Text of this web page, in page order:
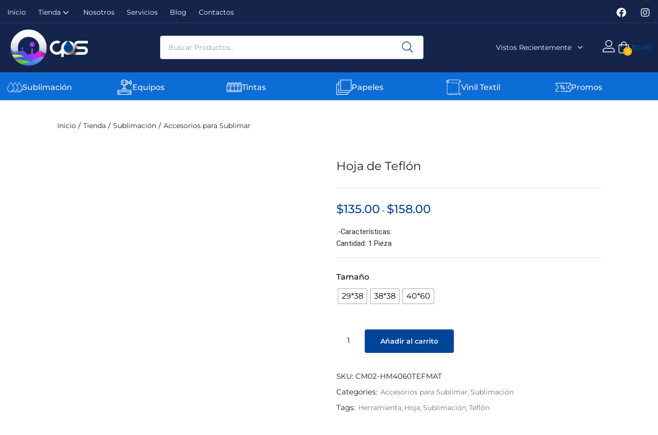
Inicio Tienda Nosotros Servicios Blog Contactos
Vistos Recientemente 0 $0.00
Sublimación Equipos Tintas Papeles Vinil Textil Promos
Inicio Tienda Sublimación Accesorios para Sublimar
Hoja de Teflón
$135.00 - $158.00
.-Características:
Cantidad: 1 Pieza
Tamaño
29*38 38*38 40*60
Añadir al carrito
SKU: CM02-­HM4060TEFMAT
Categories: Accesorios para Sublimar Sublimación
Tags: Herramienta Hoja Sublimación Teflón